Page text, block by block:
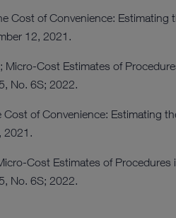
des déchets et leur coût par
précisément le volume
répondant aux critères de
A l'inverse, les structures
endoscopes réutilisables car
usage unique et réutilisables
d'offrir aux professionnels de
Cost of Convenience:
12, 2021.
Cost Estimates of
No. 6S; 2022.
of Convenience: Estimating
Cost Estimates of
No. 6S; 2022.